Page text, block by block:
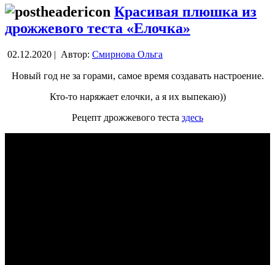
Красивая плюшка из
дрожжевого теста «Елочка»
02.12.2020 | Автор: Смирнова Ольга
Новый год не за горами, самое время создавать настроение.
Кто-то наряжает елочки, а я их выпекаю))
Рецепт дрожжевого теста здесь